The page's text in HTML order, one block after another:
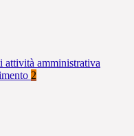
attività amministrativa
2